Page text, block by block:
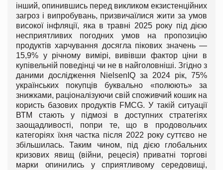
інший, опинившись перед викликом екзистенційних
загроз і випробувань, призвичаїлися жити за умов
високої інфляції, яка в травні 2025 року під дією
несприятливих погодних умов на пропозицію
продуктів харчування досягла пікових значень —
15,9% у річному вимірі, вивівши фактор ціни в
купівельній поведінці чи не в найголовніші. Згідно з
даними дослідження NielsenIQ за 2024 рік, 75%
українських покупців буквально «полюють» за
знижками, раціоналізуючи свій споживчий кошик на
користь базових продуктів FMCG. У такій ситуації
ВТМ стають у підмозі в доступних стратегіях
заощадливості, попри те, що в продовольчих
категоріях їхня частка після 2022 року суттєво не
збільшилась. Таким чином, під дією глобальних
кризових явищ (війни, рецесія) приватні торгові
марки опинились у сприятливому середовищі,